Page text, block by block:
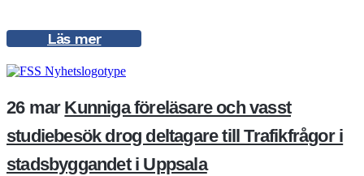
Läs mer
26 mar Kunniga föreläsare och vasst
studiebesök drog deltagare till Trafikfrågor i
stadsbyggandet i Uppsala